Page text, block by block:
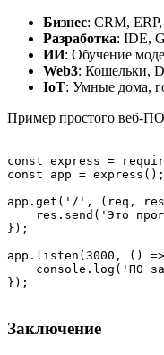
Бизнес: CRM,
Разработка: IDE,
ИИ: Обучение
Web3: Кошельки,
IoT: Умные дома,
Пример простого веб-
const express =
const app = express();
app.get('/', (req,
res.send('Это
});
app.listen(3000, ()
console.log('ПО
});
Заключение